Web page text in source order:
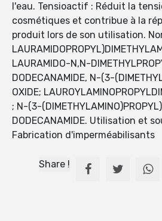
l'eau. Tensioactif : Réduit la
cosmétiques et contribue à la
produit lors de son utilisation.
LAURAMIDO-N,N-
DODECANAMIDE, N-(3-
OXIDE;
; N-(3-
DODECANAMIDE. Utilisation et
Fabrication d'imperméabilisants
Share !